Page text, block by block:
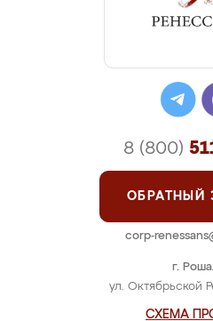
г.
ул. Октябрьской
СХЕМА
8 (800)
ОБРАТНЫЙ
corp-